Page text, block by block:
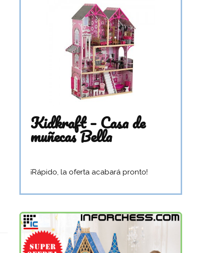
Kidkraft – Casa de
muñecas Bella
¡Rápido, la oferta acabará pronto!